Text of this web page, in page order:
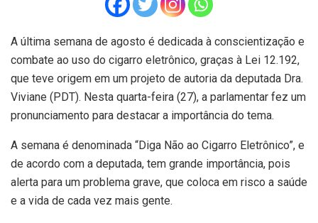
A última semana de agosto é dedicada à conscientização e
combate ao uso do cigarro eletrônico, graças à Lei 12.192,
que teve origem em um projeto de autoria da deputada Dra.
Viviane (PDT). Nesta quarta-feira (27), a parlamentar fez um
pronunciamento para destacar a importância do tema.
A semana é denominada “Diga Não ao Cigarro Eletrônico”, e
de acordo com a deputada, tem grande importância, pois
alerta para um problema grave, que coloca em risco a saúde
e a vida de cada vez mais gente.